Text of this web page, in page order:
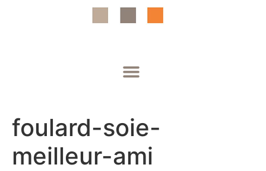
foulard-soie-
meilleur-ami